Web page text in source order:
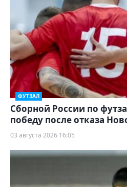
ФУТЗАЛ
Сборной России по
победу после отказа
03 августа 2026 16:05